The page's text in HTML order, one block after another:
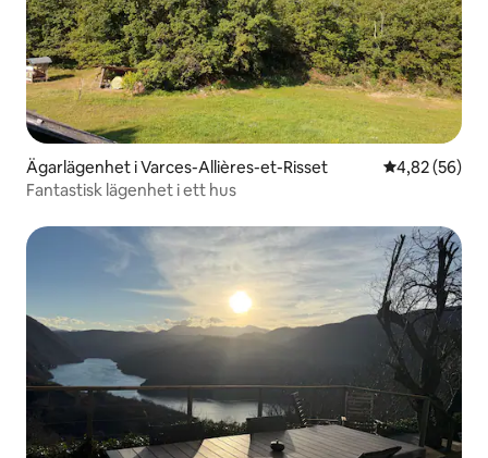
Ägarlägenhet i Varces-Allières-et-Risset 4,82 av 5 i
4,82 (56)
Fantastisk lägenhet i ett hus